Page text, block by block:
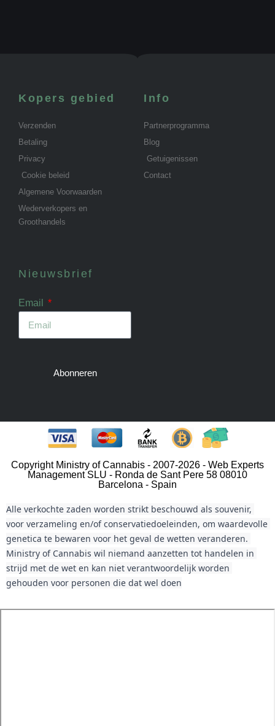
Kopers gebied
Verzenden
Betaling
Privacy
Cookie beleid
Algemene Voorwaarden
Wederverkopers en
Groothandels
Info
Partnerprogramma
Blog
Getuigenissen
Contact
Nieuwsbrief
Email
Abonneren
Copyright Ministry of Cannabis - 2007-2026 - Web Experts
Management SLU - Ronda de Sant Pere 58 08010
Barcelona - Spain
Alle verkochte zaden worden strikt beschouwd als souvenir,
voor verzameling en/of conservatiedoeleinden, om waardevolle
genetica te bewaren voor het geval de wetten veranderen.
Ministry of Cannabis wil niemand aanzetten tot handelen in
strijd met de wet en kan niet verantwoordelijk worden
gehouden voor personen die dat wel doen